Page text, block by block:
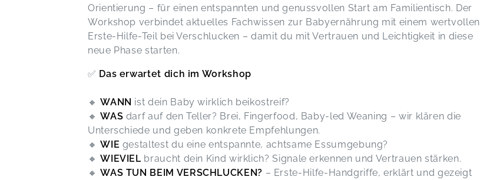
Orientierung – für einen entspannten und genussvollen Start am Familientisch. Der
Workshop verbindet aktuelles Fachwissen zur Babyernährung mit einem wertvollen
Erste-Hilfe-Teil bei Verschlucken – damit du mit Vertrauen und Leichtigkeit in diese
neue Phase starten.
✅ Das erwartet dich im Workshop
🔸WANN ist dein Baby wirklich beikostreif?
🔸WAS darf auf den Teller? Brei, Fingerfood, Baby-led Weaning – wir klären die
Unterschiede und geben konkrete Empfehlungen.
🔸WIE gestaltest du eine entspannte, achtsame Essumgebung?
🔸WIEVIELbraucht dein Kind wirklich? Signale erkennen und Vertrauen stärken.
🔸WAS TUN BEIM VERSCHLUCKEN? – Erste-Hilfe-Handgriffe, erklärt und gezeigt